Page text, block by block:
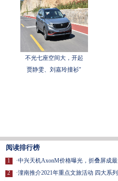
不光七座空间大，开起
贾静雯、刘嘉玲撞衫"
阅读排行榜
1
2
·中兴天机AxonM价格曝光，折叠屏成
·潼南推介2021年重点文旅活动 四大系列